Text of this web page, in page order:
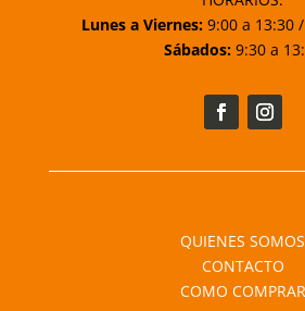
Lunes a Viernes: 9:00 a 13:30
Sábados:9:30 a
QUIENES SOMOS
CONTACTO
COMO COMPRAR